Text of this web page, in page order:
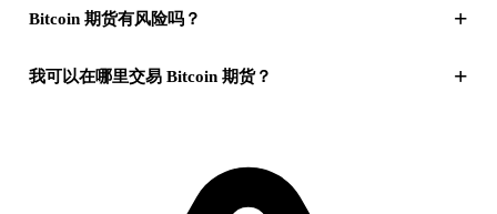
Bitcoin 期货有风险吗？ +
我可以在哪里交易 Bitcoin 期货？ +